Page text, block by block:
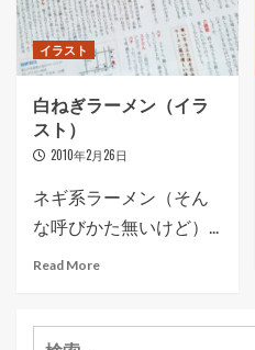
イラスト
白ねぎラーメン（イラ
スト）
2010年2月26日
ネギ系ラーメン（そん
な呼びかた無いけど）...
Read More
検